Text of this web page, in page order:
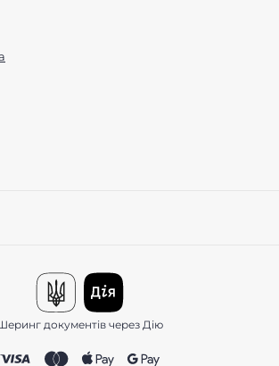
документів через Дію